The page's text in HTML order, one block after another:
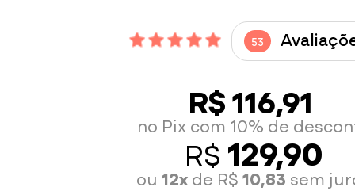
53
R$ 116,91
no Pix com 10% de
R$ 129,90
ou 12xde R$10,83 sem